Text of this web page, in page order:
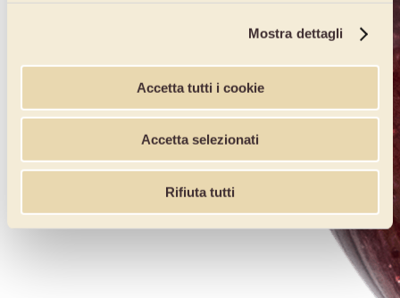
Mostra dettagli
Accetta tutti i cookie
Accetta selezionati
Rifiuta tutti